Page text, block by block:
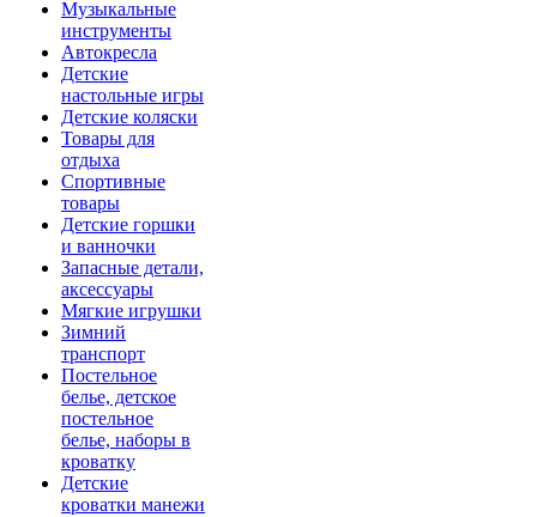
Музыкальные
инструменты
Автокресла
Детские
настольные игры
Детские коляски
Товары для
отдыха
Спортивные
товары
Детские горшки
и ванночки
Запасные детали,
аксессуары
Мягкие игрушки
Зимний
транспорт
Постельное
белье, детское
постельное
белье, наборы в
кроватку
Детские
кроватки манежи